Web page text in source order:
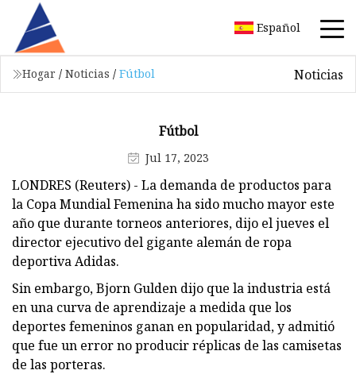
Español
Hogar / Noticias / Fútbol Noticias
Fútbol
Jul 17, 2023
LONDRES (Reuters) - La demanda de productos para
la Copa Mundial Femenina ha sido mucho mayor este
año que durante torneos anteriores, dijo el jueves el
director ejecutivo del gigante alemán de ropa
deportiva Adidas.
Sin embargo, Bjorn Gulden dijo que la industria está
en una curva de aprendizaje a medida que los
deportes femeninos ganan en popularidad, y admitió
que fue un error no producir réplicas de las camisetas
de las porteras.